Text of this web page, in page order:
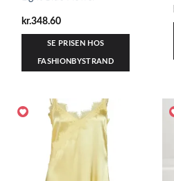
kr.348.60
SE PRISEN HOS
FASHIONBYSTRAND